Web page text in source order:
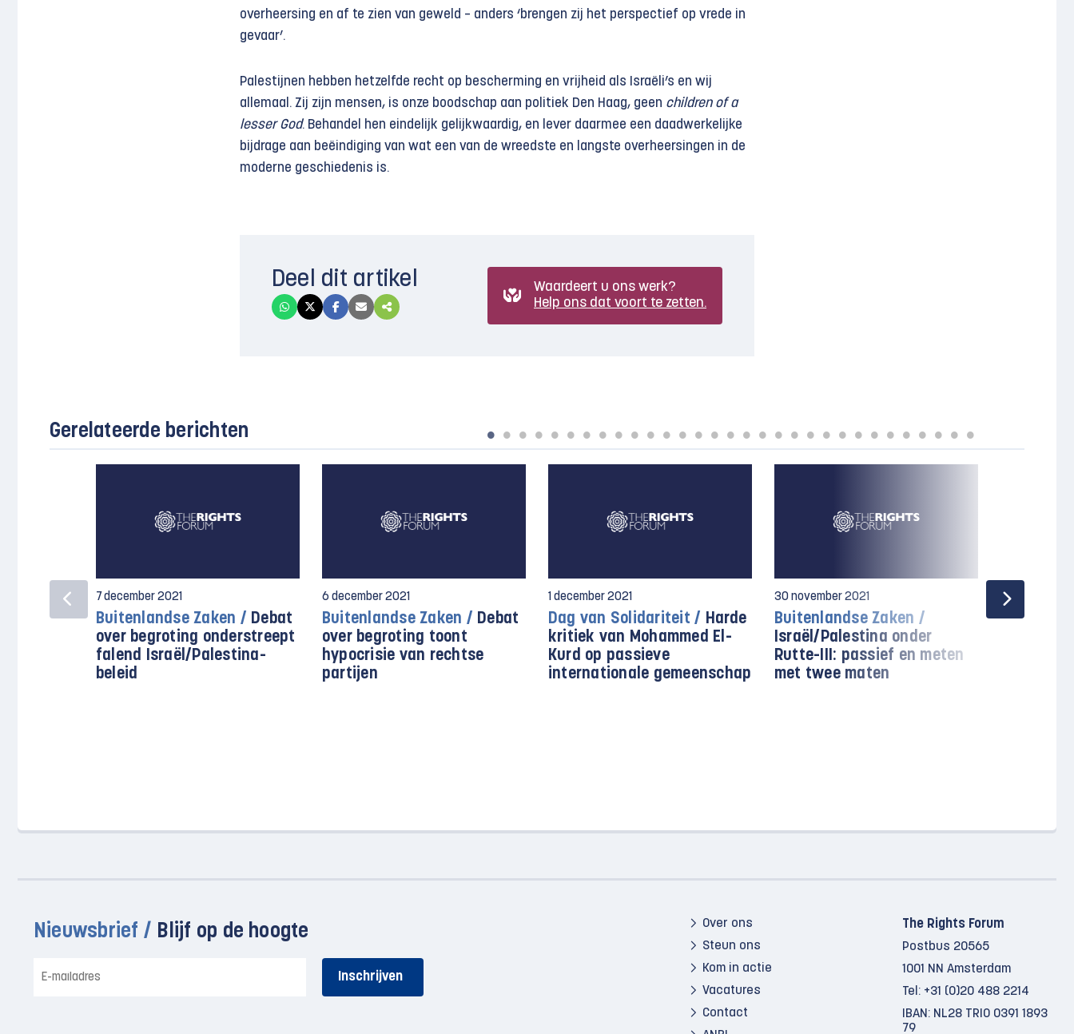
overheersing en af te zien van geweld – anders ‘brengen zij het perspectief op vrede in
gevaar’.
Palestijnen hebben hetzelfde recht op bescherming en vrijheid als Israëli’s en wij
allemaal. Zij zijn mensen, is onze boodschap aan politiek Den Haag, geen children of a
lesser God. Behandel hen eindelijk gelijkwaardig, en lever daarmee een daadwerkelijke
bijdrage aan beëindiging van wat een van de wreedste en langste overheersingen in de
moderne geschiedenis is.
Deel dit artikel
Waardeert u ons werk?
Help ons dat voort te zetten.
Gerelateerde berichten
7 december 2021
Buitenlandse Zaken / Debat
over begroting onderstreept
falend Israël/Palestina-
beleid
6 december 2021
Buitenlandse Zaken / Debat
over begroting toont
hypocrisie van rechtse
partijen
1 december 2021
Dag van Solidariteit / Harde
kritiek van Mohammed El-
Kurd op passieve
internationale gemeenschap
30 november 2021
Buitenlandse Zaken /
Israël/Palestina onder
Rutte-III: passief en meten
met twee maten
3 november
Oproep /
Nieuwsbrief / Blijf op de hoogte
mailadres
Over ons
Steun ons
Kom in actie
Vacatures
Contact
The Rights Forum
Postbus 20565
1001 NN Amsterdam
Tel: +31 (0)20 488 2214
IBAN: NL28 TRIO 0391 1893
79